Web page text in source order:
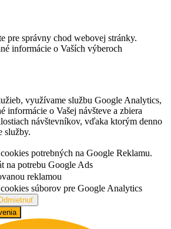
pre správny chod webovej stránky.
informácie o Vaších výberoch
využívame službu Google Analytics,
informácie o Vašej návšteve a zbiera
návštevníkov, vďaka ktorým denno
služby.
potrebných na Google Reklamu.
na potrebu Google Ads
reklamou
súborov pre Google Analytics